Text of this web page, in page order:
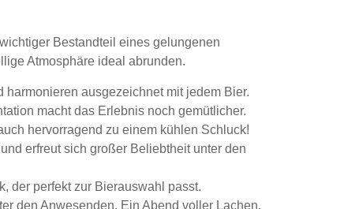
Bestandteil eines gelungenen
Atmosphäre ideal abrunden.
ausgezeichnet mit jedem Bier.
macht das Erlebnis noch gemütlicher.
hervorragend zu einem kühlen Schluck!
erfreut sich großer Beliebtheit unter den
der perfekt zur Bierauswahl passt.
den Anwesenden. Ein Abend voller Lachen,